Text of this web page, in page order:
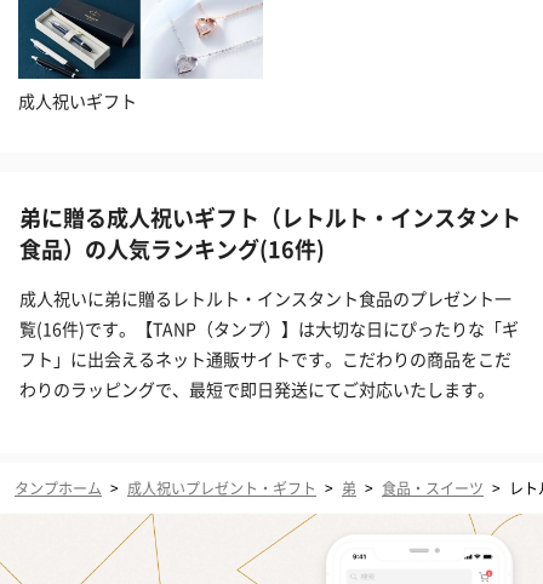
成人祝いギフト
弟に贈る成人祝いギフト（レトルト・インスタント
食品）の人気ランキング(16件)
成人祝いに弟に贈るレトルト・インスタント食品のプレゼント一
覧(16件)です。【TANP（タンプ）】は大切な日にぴったりな「ギ
フト」に出会えるネット通販サイトです。こだわりの商品をこだ
わりのラッピングで、最短で即日発送にてご対応いたします。
タンプホーム > 成人祝いプレゼント・ギフト > 弟 > 食品・スイーツ > レ